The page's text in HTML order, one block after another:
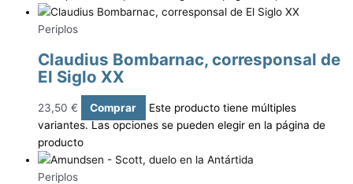
Periplos
Claudius Bombarnac, corresponsal de
El Siglo XX
23,50 € Comprar
Este producto tiene múltiples
variantes. Las opciones se pueden elegir en la página de
producto
Periplos